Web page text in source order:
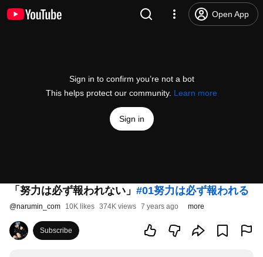
Open App
Sign in to confirm you’re not a bot
This helps protect our community. Learn more
Sign in
「努力は必ず報われない」 #01努力は必ず報われる
@narumin_com 10K likes 374K views 7 years ago more
Subscribe